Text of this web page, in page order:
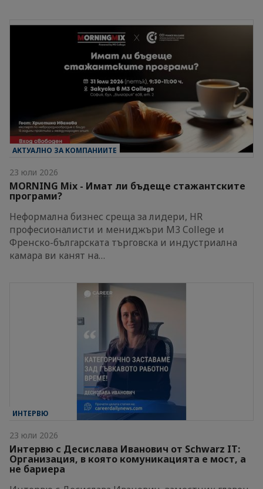
АКТУАЛНО ЗА КОМПАНИИТЕ
23 юли 2026
MORNING Mix - Имат ли бъдеще стажантските
програми?
Неформална бизнес среща за лидери, HR
професионалисти и мениджъри M3 College и
Френско-българската търговска и индустриална
камара ви канят на…
ИНТЕРВЮ
23 юли 2026
Интервю с Десислава Иванович от Schwarz IT:
Организация, в която комуникацията е мост, а
не бариера